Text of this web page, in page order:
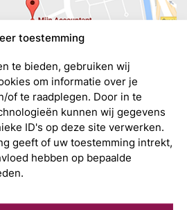
toestemming
te bieden, gebruiken wij
om informatie over je
of te raadplegen. Door in te
kunnen wij gegevens
ID's op deze site verwerken.
geeft of uw toestemming intrekt,
hebben op bepaalde